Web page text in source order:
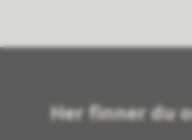
Her finner du